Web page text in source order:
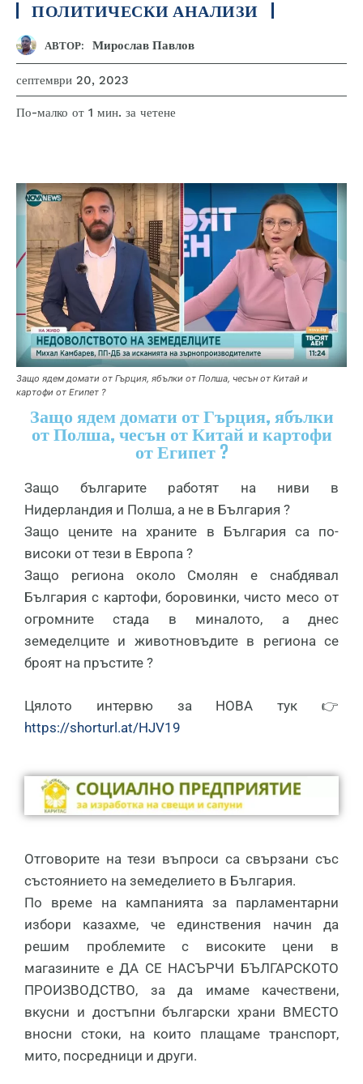
ПОЛИТИЧЕСКИ АНАЛИЗИ
АВТОР: Мирослав Павлов
септември 20, 2023
По-малко от 1 мин. за четене
Защо ядем домати от Гърция, ябълки от Полша, чесън от Китай и
картофи от Египет ?
Защо ядем домати от Гърция, ябълки
от Полша, чесън от Китай и картофи
от Египет ?
Защо българите работят на ниви в
Нидерландия и Полша, а не в България ?
Защо цените на храните в България са по-
високи от тези в Европа ?
Защо региона около Смолян е снабдявал
България с картофи, боровинки, чисто месо от
огромните стада в миналото, а днес
земеделците и животновъдите в региона се
броят на пръстите ?
Цялото интервю за НОВА тук 👉
https://shorturl.at/HJV19
Отговорите на тези въпроси са свързани със
състоянието на земеделието в България.
По време на кампанията за парламентарни
избори казахме, че единствения начин да
решим проблемите с високите цени в
магазините е ДА СЕ НАСЪРЧИ БЪЛГАРСКОТО
ПРОИЗВОДСТВО, за да имаме качествени,
вкусни и достъпни български храни ВМЕСТО
вносни стоки, на които плащаме транспорт,
мито, посредници и други.